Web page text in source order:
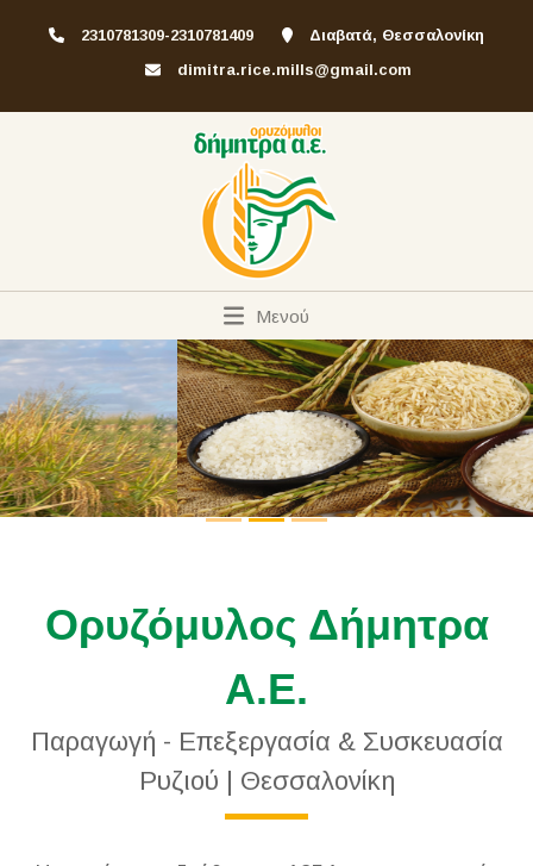
2310781309-2310781409
Διαβατά, Θεσσαλονίκη
dimitra.rice.mills@gmail.com
Μενού
Ορυζόμυλος Δήμητρα
Α.Ε.
Παραγωγή - Επεξεργασία & Συσκευασία
Ρυζιού | Θεσσαλονίκη